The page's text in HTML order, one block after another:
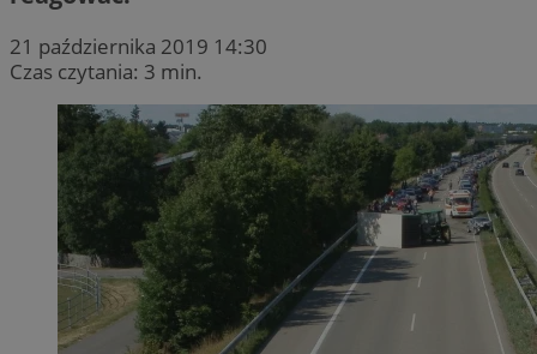
21 października 2019 14:30
Czas czytania: 3 min.